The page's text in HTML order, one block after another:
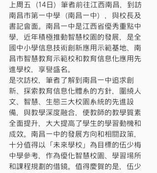
上周五（14日）筆者前往江西南昌，到訪
南昌市第一中學（南昌一中），與校長及
書記會面。南昌一中是江西省優秀重點中
學，近年積極推動智慧校園的發展，是全
國中小學信息技術創新應用示範基地、南
昌市智慧教育示範校和教育信息化應用先
進學校，享譽盛名。
是次訪校，筆者了解到南昌一中追求創
新、探索教育信息化體系的方針，圍繞人
文、智慧、生態三大校園系統的先進設
備，與教學深度融合，使教師的教學質素
全面提升，大大提高了學生的學習動機和
成效。南昌一中的發展方向和相關政策，
十分值得以「未來學校」為目標的伍少梅
中學參考，作為優化智慧校園、學習場所
和課程規劃的借鏡。值得慶賀的是，伍少